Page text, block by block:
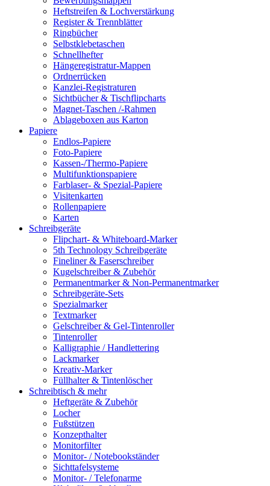
Heftstreifen & Lochverstärkung
Register & Trennblätter
Ringbücher
Selbstklebetaschen
Schnellhefter
Hängeregistratur-Mappen
Ordnerrücken
Kanzlei-Registraturen
Sichtbücher & Tischflipcharts
Magnet-Taschen /-Rahmen
Ablageboxen aus Karton
Papiere
Endlos-Papiere
Foto-Papiere
Kassen-/Thermo-Papiere
Multifunktionspapiere
Farblaser- & Spezial-Papiere
Visitenkarten
Rollenpapiere
Karten
Schreibgeräte
Flipchart- & Whiteboard-Marker
5th Technology Schreibgeräte
Fineliner & Faserschreiber
Kugelschreiber & Zubehör
Permanentmarker & Non-Permanentmarker
Schreibgeräte-Sets
Spezialmarker
Textmarker
Gelschreiber & Gel-Tintenroller
Tintenroller
Kalligraphie / Handlettering
Lackmarker
Kreativ-Marker
Füllhalter & Tintenlöscher
Schreibtisch & mehr
Heftgeräte & Zubehör
Locher
Fußstützen
Konzepthalter
Monitorfilter
Monitor- / Notebookständer
Sichttafelsysteme
Monitor- / Telefonarme